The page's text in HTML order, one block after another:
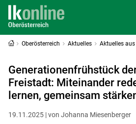
Oberösterreich Aktuelles Aktuelles aus
Generationenfrühstück
Freistadt: Miteinander
lernen, gemeinsam
19.11.2025 | von Johanna Miesenberger